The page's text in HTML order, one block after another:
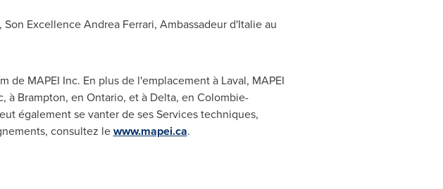
Excellence Andrea Ferrari, Ambassadeur d'Italie au
de MAPEI Inc. En plus de l'emplacement à Laval, MAPEI
à Brampton, en Ontario, et à Delta, en Colombie-
également se vanter de ses Services techniques,
consultez lewww.mapei.ca.